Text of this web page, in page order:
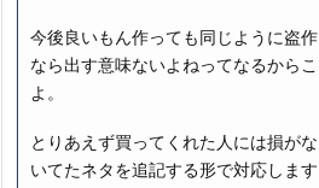
今後良いもん作っても同じように盗
なら出す意味ないよねってなるから
よ。
とりあえず買ってくれた人には損が
いてたネタを追記する形で対応します